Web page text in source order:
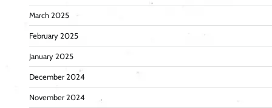
March 2025
February 2025
January 2025
December 2024
November 2024